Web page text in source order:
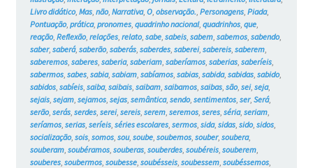
Livro didático, Mas, não, Narrativa, O, observação. Personagens, Piada,
Pontuação, prática, pronomes, quadrinho nacional, quadrinhos, que,
reação, Reflexão, relações, relato, sabe, sabeis, sabem, sabemos, sabendo,
saber, saberá, saberão, saberás, saberdes, saberei, sabereis, saberem,
saberemos, saberes, saberia, saberiam, saberíamos, saberias, saberíeis,
sabermos, sabes, sabia, sabiam, sabíamos, sabias, sabida, sabidas, sabido,
sabidos, sabíeis, saiba, saibais, saibam, saibamos, saibas, são, sei, seja,
sejais, sejam, sejamos, sejas, semântica, sendo, sentimentos, ser, Será,
serão, serás, serdes, serei, sereis, serem, seremos, seres, séria, seriam,
seríamos, serias, seríeis, séries escolares, sermos, sida, sidas, sido, sidos,
socialização, sois, somos, sou, soube, soubemos, souber, soubera,
souberam, soubéramos, souberas, souberdes, soubéreis, souberem,
souberes, soubermos, soubesse, soubésseis, soubessem, soubéssemos,